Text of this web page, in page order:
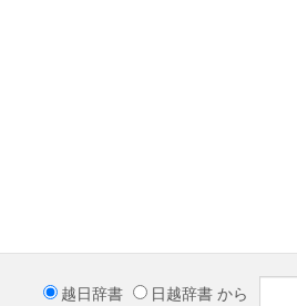
越日辞書 日越辞書 から